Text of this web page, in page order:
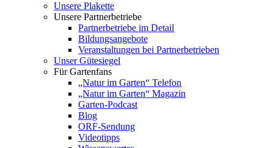
Unsere Plakette
Unsere Partnerbetriebe
Partnerbetriebe im Detail
Bildungsangebote
Veranstaltungen bei Partnerbetrieben
Unser Gütesiegel
Für Gartenfans
„Natur im Garten“ Telefon
„Natur im Garten“ Magazin
Garten-Podcast
Blog
ORF-Sendung
Videotipps